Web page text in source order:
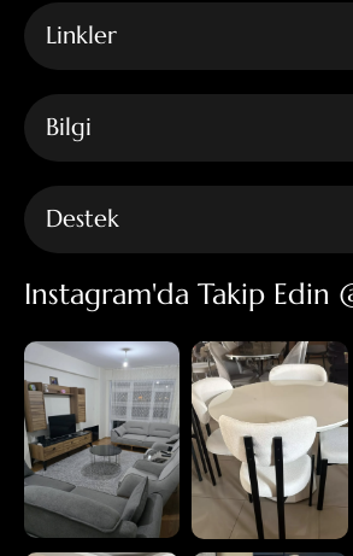
Linkler
Bilgi
Destek
Instagram'da Takip Edin